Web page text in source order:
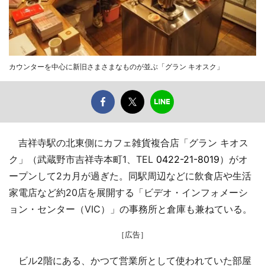
カウンターを中心に新旧さまさまなものが並ぶ「グラン キオスク」
吉祥寺駅の北東側にカフェ雑貨複合店「グラン キオス
ク」（武蔵野市吉祥寺本町1、TEL 0422-21-8019）がオ
ープンして2カ月が過ぎた。同駅周辺などに飲食店や生活
家電店など約20店を展開する「ビデオ・インフォメーシ
ョン・センター（VIC）」の事務所と倉庫も兼ねている。
［広告］
ビル2階にある、かつて営業所として使われていた部屋